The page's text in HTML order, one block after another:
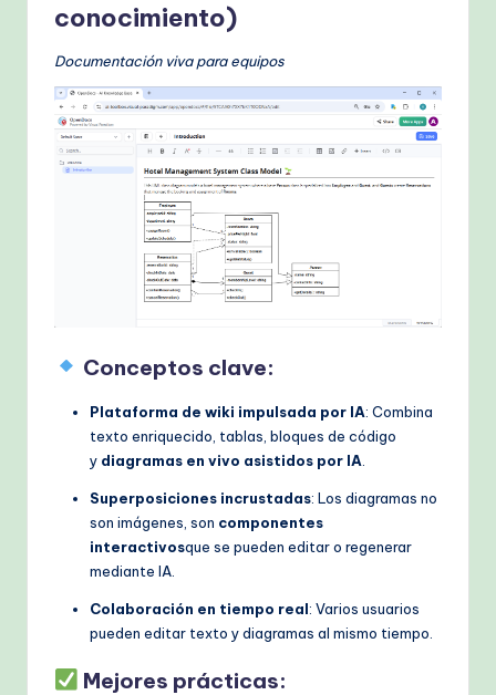
conocimiento)
Documentación viva para equipos
Conceptos clave:
Plataforma de wiki impulsada por IA: Combina
texto enriquecido, tablas, bloques de código
y diagramas en vivo asistidos por IA
Superposiciones incrustadas: Los diagramas no
son imágenes, son componentes
interactivosque se pueden editar o regenerar
mediante IA.
Colaboración en tiempo real: Varios usuarios
pueden editar texto y diagramas al mismo tiempo.
Mejores prácticas: